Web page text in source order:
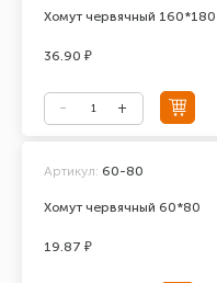
Хомут червячный 160*180
36.90 ₽
Хомут червячный 60*80
Артикул: 60-80
19.87 ₽